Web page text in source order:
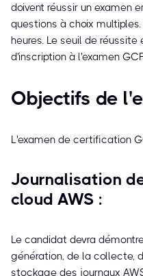
doivent réussir un examen
questions à choix
heures. Le seuil de réussite
d'inscription à l'examen
Objectifs de
L'examen de certification
Journalisation
cloud AWS :
Le candidat devra
génération, de la collecte,
stockage des journaux